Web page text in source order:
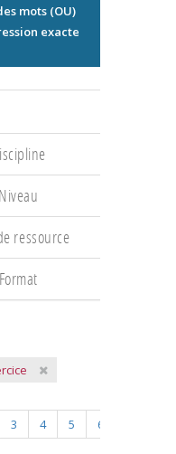
mots (OU)
exacte
Niveau
ressource
Format
3 4 5 6